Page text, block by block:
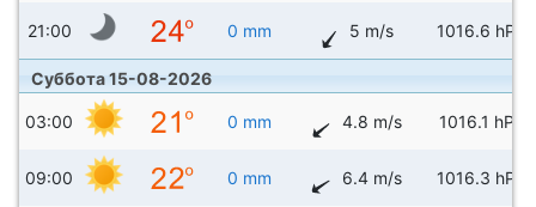
21:00 0 mm 5 m/s 1016.6 hPa
Суббота 15-08-2026
03:00 0 mm 4.8 m/s 1016.1 hPa
09:00 0 mm 6.4 m/s 1016.3 hPa